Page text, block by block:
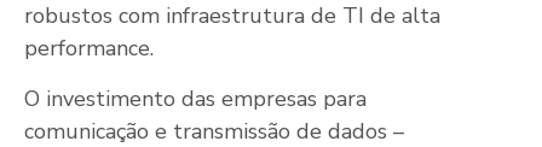
robustos com infraestrutura de TI de alta
performance.
O investimento das empresas para
comunicação e transmissão de dados –